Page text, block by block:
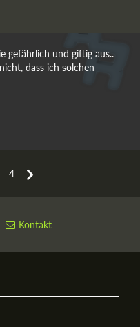
gefährlich und giftig aus..
dass ich solchen
4
Kontakt